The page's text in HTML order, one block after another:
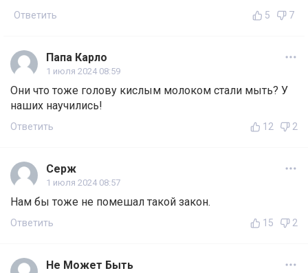
Ответить 5 7
Папа Карло
1 июля 2024 08:59
Они что тоже голову кислым молоком стали мыть? У
наших научились!
Ответить 12 2
Серж
1 июля 2024 08:57
Нам бы тоже не помешал такой закон.
Ответить 15 2
Не Может Быть